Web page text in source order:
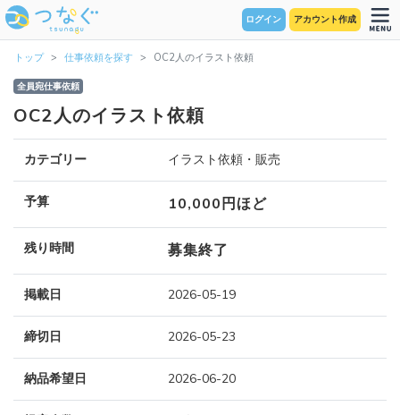
ログイン アカウント作成
トップ 仕事依頼を探す OC2人のイラスト依頼
全員宛仕事依頼
OC2人のイラスト依頼
カテゴリー イラスト依頼・販売
予算 10,000円ほど
残り時間 募集終了
掲載日 2026-05-19
締切日 2026-05-23
納品希望日 2026-06-20